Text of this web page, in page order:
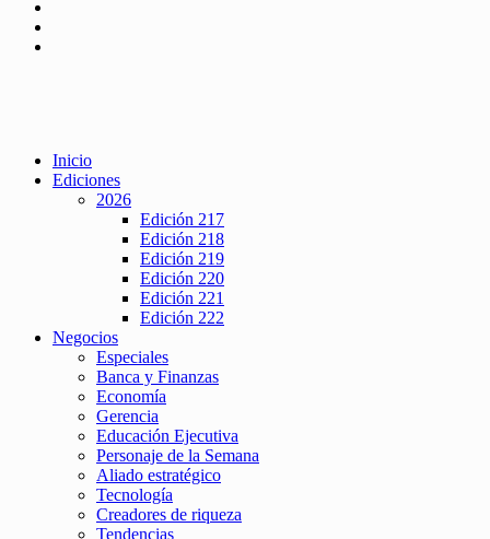
Inicio
Ediciones
2026
Edición 217
Edición 218
Edición 219
Edición 220
Edición 221
Edición 222
Negocios
Especiales
Banca y Finanzas
Economía
Gerencia
Educación Ejecutiva
Personaje de la Semana
Aliado estratégico
Tecnología
Creadores de riqueza
Tendencias